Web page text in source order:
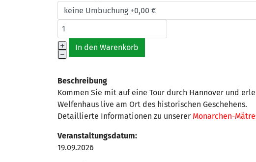
Beschreibung
Kommen Sie mit auf eine Tour durch Hannover und
Welfenhaus live am Ort des historischen Geschehens.
Detaillierte Informationen zu unserer Monarchen-
Veranstaltungsdatum:
19.09.2026